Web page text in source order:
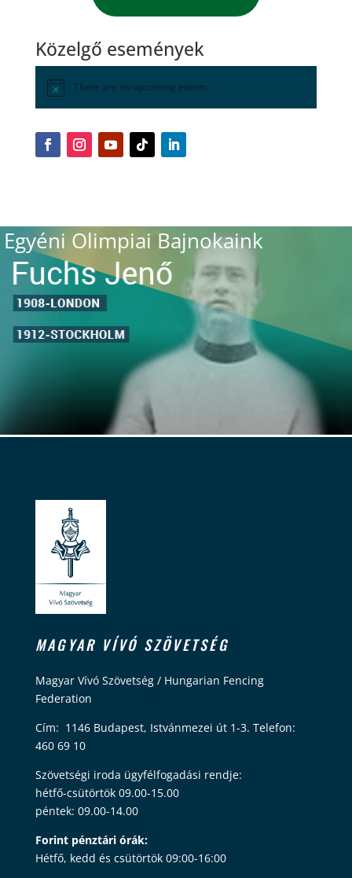
Közelgő események
There are no upcoming events.
Egyéni Olimpiai Bajnokaink
MAGYAR VÍVÓ SZÖVETSÉG
Magyar Vívó Szövetség / Hungarian Fencing
Federation
Cím: 1146 Budapest, Istvánmezei út 1-3. Telefon:
460 69 10
Szövetségi iroda ügyfélfogadási rendje:
hétfő-csütörtök 09.00-15.00
péntek: 09.00-14.00
Forint pénztári órák:
Hétfő, kedd és csütörtök 09:00-16:00